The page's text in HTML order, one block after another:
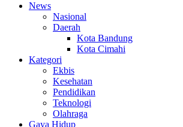
News
Nasional
Daerah
Kota Bandung
Kota Cimahi
Kategori
Ekbis
Kesehatan
Pendidikan
Teknologi
Olahraga
Gaya Hidup